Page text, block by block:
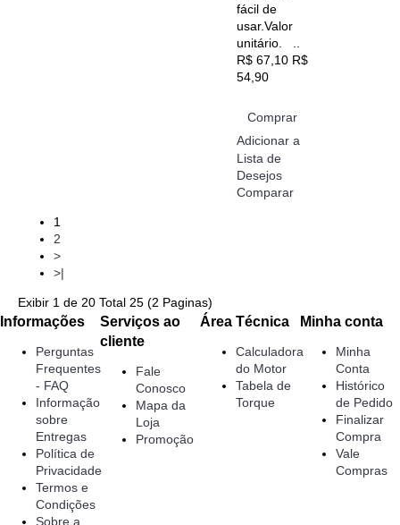
fácil de
usar.Valor
unitário. ..
R$ 67,10 R$
54,90
Comprar
Adicionar a
Lista de
Desejos
Comparar
1
2
>
>|
Exibir 1 de 20 Total 25 (2 Paginas)
Informações
Perguntas
Frequentes
- FAQ
Informação
sobre
Entregas
Política de
Privacidade
Termos e
Condições
Sobre a
Serviços ao
cliente
Fale
Conosco
Mapa da
Loja
Promoção
Área Técnica
Calculadora
do Motor
Tabela de
Torque
Minha conta
Minha
Conta
Histórico
de Pedido
Finalizar
Compra
Vale
Compras